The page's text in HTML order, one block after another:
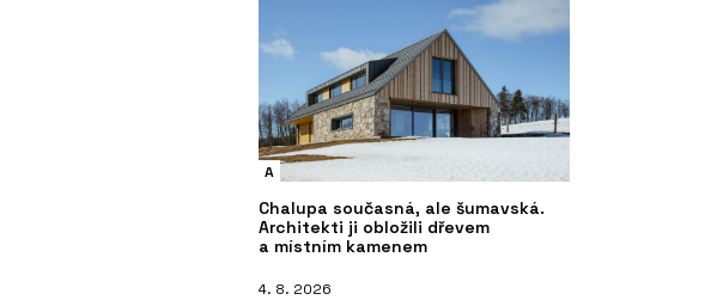
A
Chalupa současná, ale šumavská.
Architekti ji obložili dřevem
a místním kamenem
4. 8. 2026